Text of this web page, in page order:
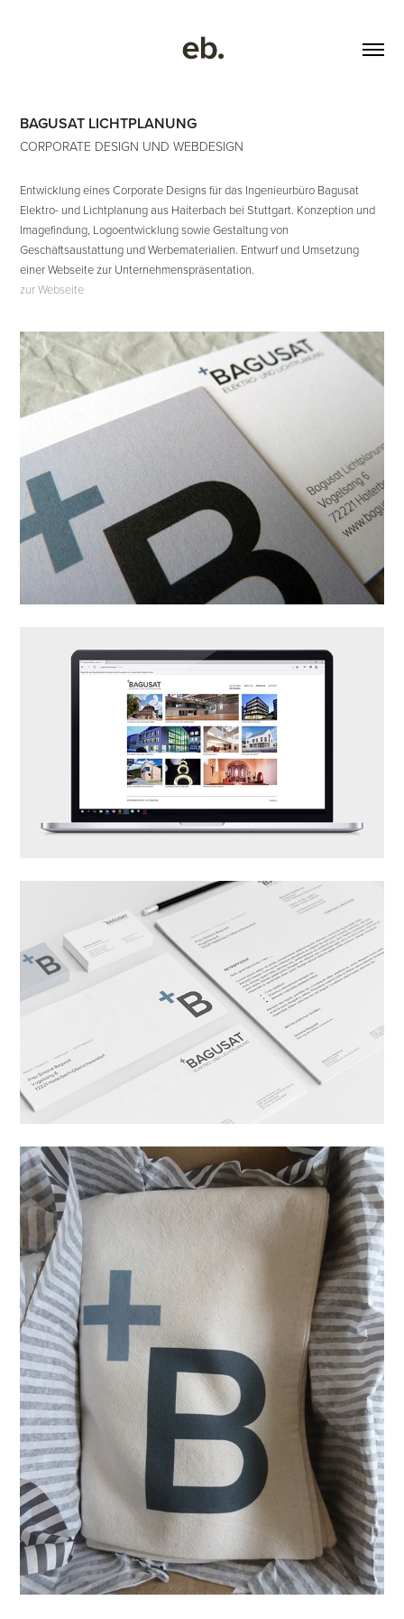
BAGUSAT LICHTPLANUNG
CORPORATE DESIGN UND WEBDESIGN
Entwicklung eines Corporate Designs für das Ingenieurbüro Bagusat
Elektro- und Lichtplanung aus Haiterbach bei Stuttgart. Konzeption und
Imagefindung, Logoentwicklung sowie Gestaltung von
Geschäftsaustattung und Werbematerialien. Entwurf und Umsetzung
einer Webseite zur Unternehmenspräsentation.
zur Webseite